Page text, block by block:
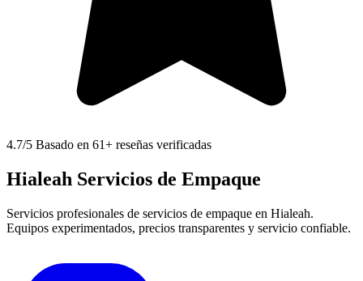
4.7/5 Basado en 61+ reseñas verificadas
Hialeah Servicios de Empaque
Servicios profesionales de servicios de empaque en Hialeah.
Equipos experimentados, precios transparentes y servicio confiable.